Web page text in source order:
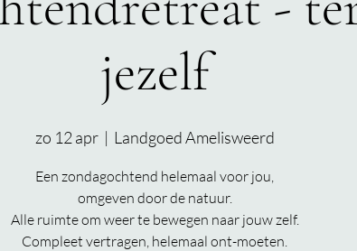
jezelf
zo 12 apr
  |
Landgoed Amelisweerd
Een zondagochtend helemaal voor jou,
omgeven door de natuur.
Alle ruimte om weer te bewegen naar jouw zelf.
Compleet vertragen, helemaal ont-moeten.